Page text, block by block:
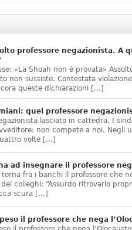
professore negazionista. A
«La Shoah non è provata»
non sussiste. Contestata
queste dichiarazioni […]
quel professore
lasciato in cattedra. I
non compete a noi. Negli
volte […]
ad insegnare il professore
torna fra i banchi il professore che
dei colleghi: “Assurdo ritrovarlo
scura […]
il professore che nega